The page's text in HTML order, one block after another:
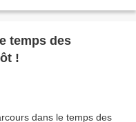
temps des
!